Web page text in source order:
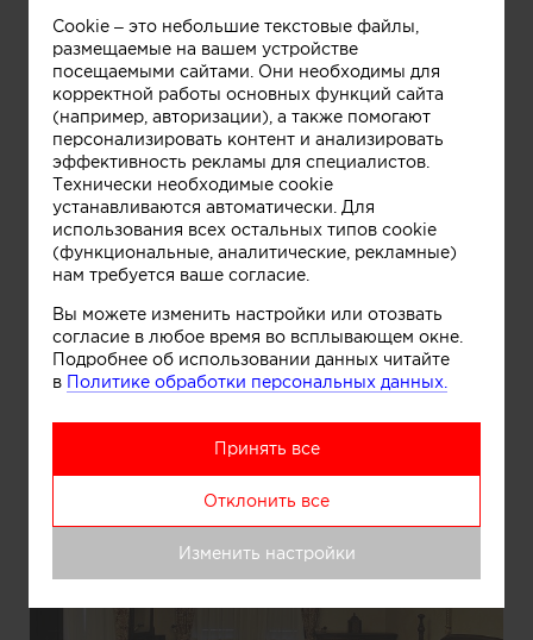
Информация
Информация
Cookie – это небольшие текстовые файлы,
размещаемые на вашем устройстве
посещаемыми сайтами. Они необходимы для
корректной работы основных функций сайта
(например, авторизации), а также помогают
персонализировать контент и анализировать
эффективность рекламы для специалистов.
Технически необходимые cookie
устанавливаются автоматически. Для
использования всех остальных типов cookie
(функциональные, аналитические, рекламные)
нам требуется ваше согласие.
Вы можете изменить настройки или отозвать
согласие в любое время во всплывающем окне.
Подробнее об использовании данных читайте
в Политике обработки персональных данных.
Принять все
Отклонить все
Изменить настройки